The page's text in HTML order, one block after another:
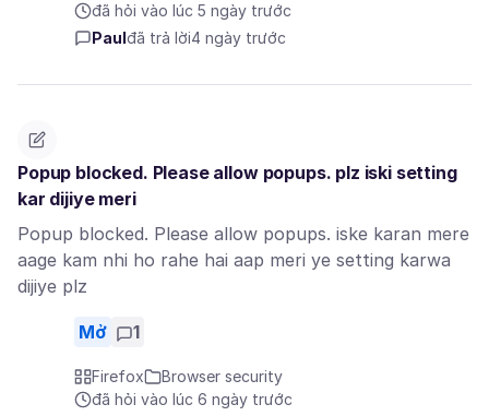
đã hỏi vào lúc 5 ngày trước
Paul đã trả lời4 ngày trước
Popup blocked. Please allow popups. plz iski setting
kar dijiye meri
Popup blocked. Please allow popups. iske karan mere
aage kam nhi ho rahe hai aap meri ye setting karwa
dijiye plz
Mở 1
Firefox
Browser security
đã hỏi vào lúc 6 ngày trước